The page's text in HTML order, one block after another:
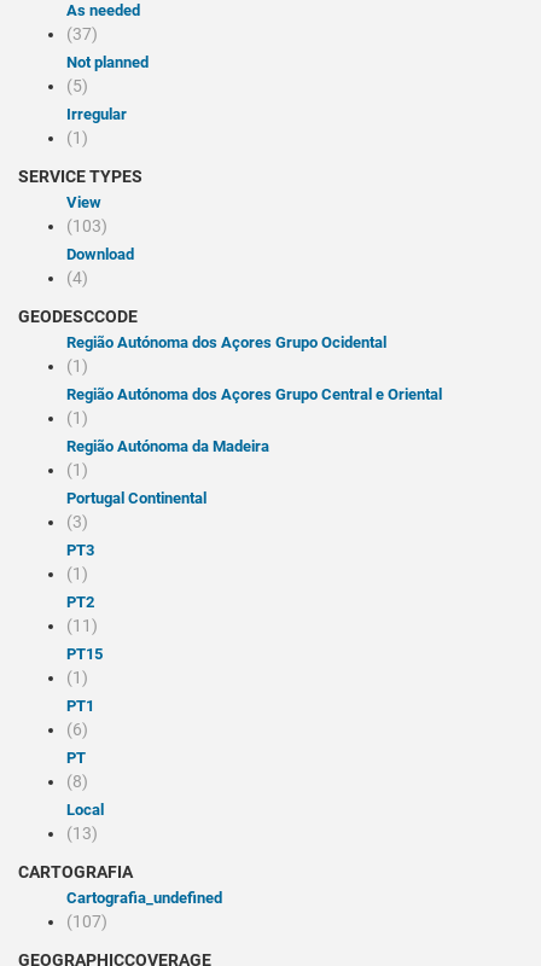
As needed
(37)
Not planned
(5)
Irregular
(1)
SERVICE TYPES
view
(103)
Download
(4)
GEODESCCODE
Região Autónoma dos Açores Grupo Ocidental
(1)
Região Autónoma dos Açores Grupo Central e Oriental
(1)
Região Autónoma da Madeira
(1)
Portugal Continental
(3)
PT3
(1)
PT2
(11)
PT15
(1)
PT1
(6)
PT
(8)
Local
(13)
CARTOGRAFIA
cartografia_undefined
(107)
GEOGRAPHICCOVERAGE